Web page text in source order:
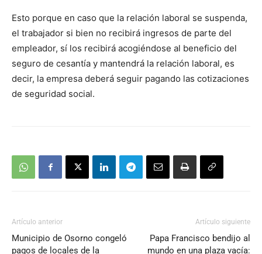
Esto porque en caso que la relación laboral se suspenda,
el trabajador si bien no recibirá ingresos de parte del
empleador, sí los recibirá acogiéndose al beneficio del
seguro de cesantía y mantendrá la relación laboral, es
decir, la empresa deberá seguir pagando las cotizaciones
de seguridad social.
Artículo anterior
Municipio de Osorno congeló
pagos de locales de la
Artículo siguiente
Papa Francisco bendijo al
mundo en una plaza vacía: